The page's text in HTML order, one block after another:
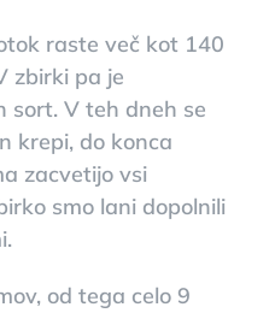
raste več kot 140
zbirki pa je
sort. V teh dneh se
krepi, do konca
zacvetijo vsi
smo lani dopolnili
od tega celo 9